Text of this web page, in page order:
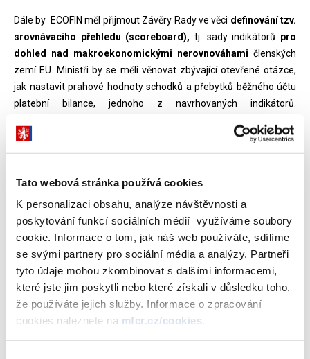
Tato webová stránka používá cookies
K personalizaci obsahu, analýze návštěvnosti a
poskytování funkcí sociálních médií využíváme soubory
cookie. Informace o tom, jak náš web používáte, sdílíme
se svými partnery pro sociální média a analýzy. Partneři
tyto údaje mohou zkombinovat s dalšími informacemi,
které jste jim poskytli nebo které získali v důsledku toho,
že používáte jejich služby. Informace o zpracování
cookies naleznete na mfcr.cz/cookies.
Dále by ECOFIN měl přijmout Závěry Rady ve věci definování tzv.
srovnávacího přehledu (scoreboard), tj. sady indikátorů pro
dohled nad makroekonomickými nerovnováhami členských
zemí EU. Ministři by se měli věnovat zbývající otevřené otázce,
jak nastavit prahové hodnoty schodků a přebytků běžného účtu
platební bilance, jednoho z navrhovaných indikátorů.
makroekonomické nerovnováhy navazuje na nedávno přijatý
balíček šesti návrhů (tzv. Six-Pack), které výrazně posilují
Ministři budou také informováni o závěrech zjednání summitu
zemí G20, který probíhá ve dnech 3. - 4. listopadu 2011. Hlavními
tématy, o nichž se na summitu má jednat, jsou obnovení
ekonomického růstu a vypořádání se s makroekonomickými
nerovnováhami na globální úrovni, pokrok v implementaci
reformy finančních trhů, zlepšení odolnosti mezinárodního
měnového systému, podpora mezinárodního obchodu, sociální
aspekty globalizace, potravinová bezpečnost a rozvojová